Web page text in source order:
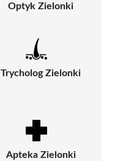
Optyk Zielonki
Trycholog Zielonki
Apteka Zielonki